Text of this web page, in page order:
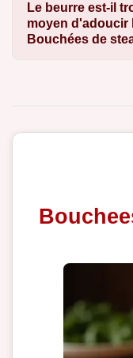
Le beurre est-il
moyen d'adoucir
Bouchées de